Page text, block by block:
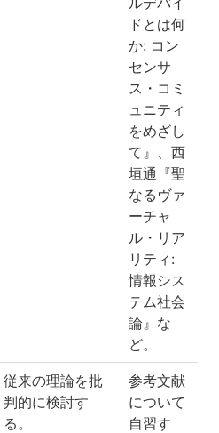
ドとは何
か: コン
センサ
ス・コミ
ュニティ
をめざし
て』、西
垣通『聖
なるヴァ
ーチャ
ル・リア
リティ:
情報シス
テム社会
論』な
ど。
従来の理論を批
判的に検討す
る。
参考文献
について
自習す